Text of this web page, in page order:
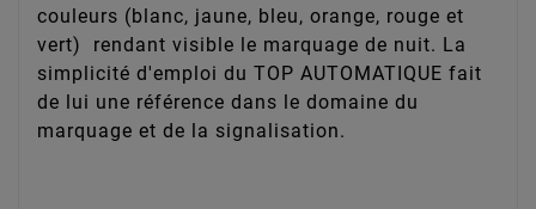
couleurs (blanc, jaune, bleu, orange, rouge et
vert) rendant visible le marquage de nuit. La
simplicité d'emploi du TOP AUTOMATIQUE fait
de lui une référence dans le domaine du
marquage et de la signalisation.